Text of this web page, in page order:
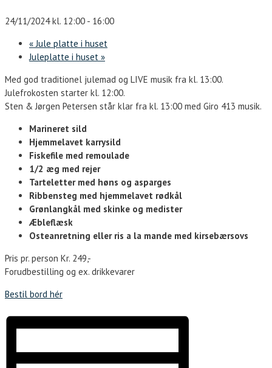
24/11/2024 kl. 12:00 - 16:00
« Jule platte i huset
Juleplatte i huset »
Med god traditionel julemad og LIVE musik fra kl. 13:00.
Julefrokosten starter kl. 12:00.
Sten & Jørgen Petersen står klar fra kl. 13:00 med Giro 413 musik.
Marineret sild
Hjemmelavet karrysild
Fiskefile med remoulade
1/2 æg med rejer
Tarteletter med høns og asparges
Ribbensteg med hjemmelavet rødkål
Grønlangkål med skinke og medister
Æbleflæsk
Osteanretning eller ris a la mande med kirsebærsovs
Pris pr. person Kr. 249,-
Forudbestilling og ex. drikkevarer
Bestil bord hér